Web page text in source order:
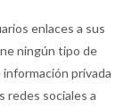
enlaces a sus
ningún tipo de
privada
redes sociales a